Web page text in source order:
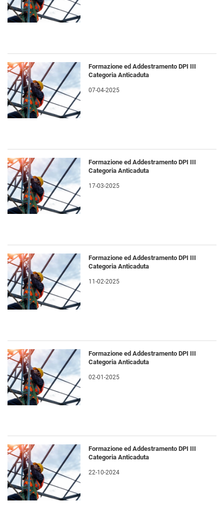
Formazione ed Addestramento DPI III
Categoria Anticaduta
07-04-2025
Formazione ed Addestramento DPI III
Categoria Anticaduta
17-03-2025
Formazione ed Addestramento DPI III
Categoria Anticaduta
11-02-2025
Formazione ed Addestramento DPI III
Categoria Anticaduta
02-01-2025
Formazione ed Addestramento DPI III
Categoria Anticaduta
22-10-2024